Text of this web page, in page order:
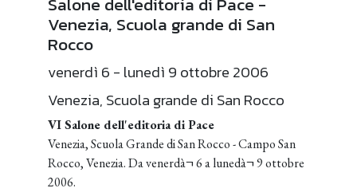
Venezia, Scuola grande di San
Rocco
venerdì 6 - lunedì 9 ottobre 2006
Venezia, Scuola grande di San Rocco
VI Salone dell'editoria di Pace
Venezia, Scuola Grande di San Rocco - Campo San
Rocco, Venezia. Da venerdà¬ 6 a lunedà¬ 9 ottobre
2006.